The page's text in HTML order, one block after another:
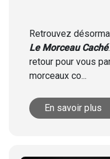
Retrouvez
Le Morceau Caché
retour pour vous
morceaux co...
En savoir plus